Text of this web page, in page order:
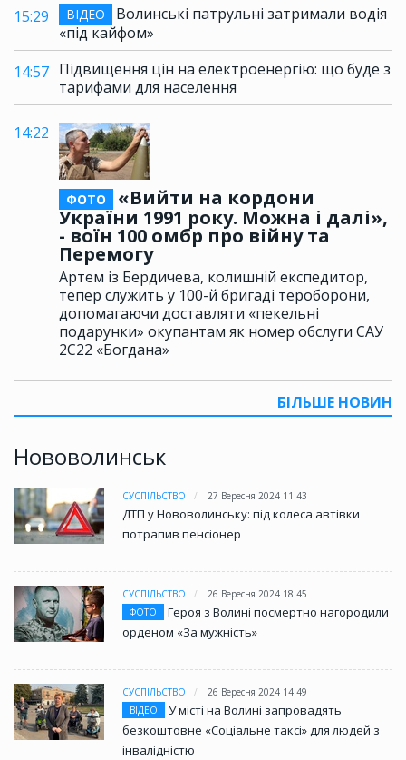
15:29
ВІДЕО
Волинські патрульні затримали водія
«під кайфом»
14:57 Підвищення цін на електроенергію: що буде з
тарифами для населення
14:22
ФОТО
«Вийти на кордони
України 1991 року. Можна і далі»,
- воїн 100 омбр про війну та
Перемогу
Артем із Бердичева, колишній експедитор,
тепер служить у 100-й бригаді тероборони,
допомагаючи доставляти «пекельні
подарунки» окупантам як номер обслуги САУ
2С22 «Богдана»
БІЛЬШЕ НОВИН
Нововолинськ
СУСПІЛЬСТВО 27 Вересня 2024 11:43
ДТП у Нововолинську: під колеса автівки
потрапив пенсіонер
СУСПІЛЬСТВО
26 Вересня 2024 18:45
ФОТО
Героя з Волині посмертно нагородили
орденом «За мужність»
СУСПІЛЬСТВО
26 Вересня 2024 14:49
ВІДЕО
У місті на Волині запровадять
безкоштовне «Соціальне таксі» для людей з
інвалідністю